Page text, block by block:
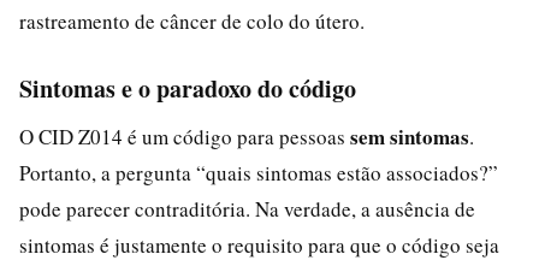
rastreamento de câncer de colo do útero.
Sintomas e o paradoxo do código
O CID Z014 é um código para pessoas sem sintomas.
Portanto, a pergunta “quais sintomas estão associados?”
pode parecer contraditória. Na verdade, a ausência de
sintomas é justamente o requisito para que o código seja